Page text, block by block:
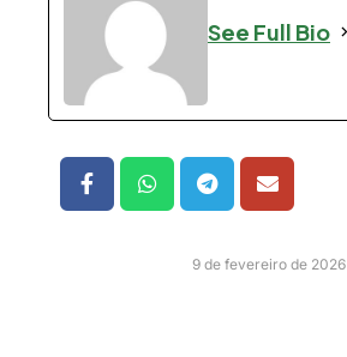
See Full Bio
9 de fevereiro de 2026